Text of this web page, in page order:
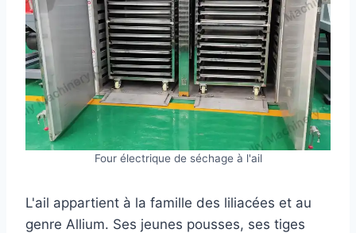
Four électrique de séchage à l'ail
L'ail appartient à la famille des liliacées et au
genre Allium. Ses jeunes pousses, ses tiges